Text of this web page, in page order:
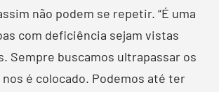
não podem se repetir. “É uma
com deficiência sejam vistas
Sempre buscamos ultrapassar os
é colocado. Podemos até ter